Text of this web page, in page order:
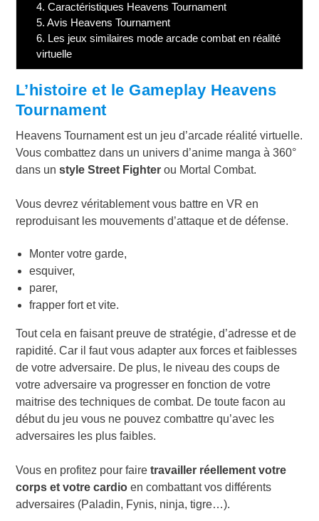
4. Caractéristiques Heavens Tournament
5. Avis Heavens Tournament
6. Les jeux similaires mode arcade combat en réalité
virtuelle
L’histoire et le Gameplay Heavens
Tournament
Heavens Tournament est un jeu d’arcade réalité virtuelle.
Vous combattez dans un univers d’anime manga à 360°
dans un style Street Fighterou Mortal Combat.
Vous devrez véritablement vous battre en VR en
reproduisant les mouvements d’attaque et de défense.
Monter votre garde,
esquiver,
parer,
frapper fort et vite.
Tout cela en faisant preuve de stratégie, d’adresse et de
rapidité. Car il faut vous adapter aux forces et faiblesses
de votre adversaire. De plus, le niveau des coups de
votre adversaire va progresser en fonction de votre
maitrise des techniques de combat. De toute facon au
début du jeu vous ne pouvez combattre qu’avec les
adversaires les plus faibles.
Vous en profitez pour faire travailler réellement votre
corps et votre cardioen combattant vos différents
adversaires (Paladin, Fynis, ninja, tigre…).